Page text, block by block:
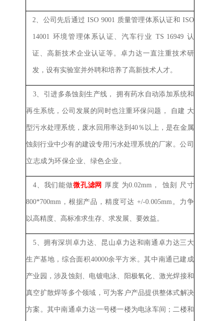
2、 公司先后通过 ISO 9001 质量管理体系认证和 ISO
14001 环境管理体系认证、汽车行业 TS 16949 认
证、高新技术企业认证等。卓力达一直注重技术研
发，设有实验室并外聘和培养了高新技术人才。
3、 引进多条蚀刻生产线， 拥有药水自动添加系统和
再生系统，公司发展的同时也注重环保问题， 自建 大
型污水处理系统，废水回用率达到40％以上，是在金属
蚀刻行业中少有的建设专用污水处理系统的厂家。 公司
立志成为环保企业、绿色企业。
4、 我们能做微孔滤网 厚度 为0.02mm， 蚀刻 尺寸
800*700mm，根据产品，精度可达 +/-0.005mm。 力争
以高精度、高标准求生存、求发展、要效益。
5、拥有深圳卓力达、昆山卓力达和南通卓力达三大
生产基地，综合面积40000余平方米。其中南通已建成
产业园，涉及蚀刻、电镀电泳、阳极氧化、激光焊接和
真空扩散焊等多个领域，可为客户产品提供整体式解决
方案。其中南通卓力达一号楼一楼为电泳车间；二楼和